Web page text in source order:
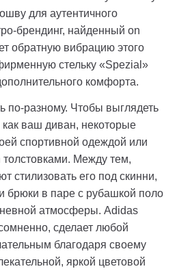
для аутентичного
брендинг, найденный on
обратную вибрацию этого
стельку «Spezial»
комфорта.
по-разному. Чтобы выглядеть
ваш диван, некоторые
спортивной одеждой или
Между тем,
стилизовать его под скинни,
брюки в паре с рубашкой поло
атмосферы. Adidas
сделает любой
благодаря своему
яркой цветовой